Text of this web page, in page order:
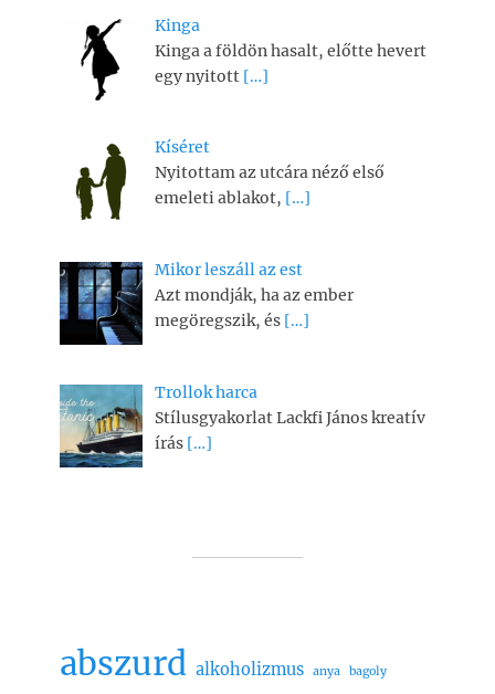
Kinga
Kinga a földön hasalt, előtte hevert
egy nyitott […]
Kíséret
Nyitottam az utcára néző első
emeleti ablakot, […]
Mikor leszáll az est
Azt mondják, ha az ember
megöregszik, és […]
Trollok harca
Stílusgyakorlat Lackfi János kreatív
írás […]
abszurd alkoholizmus anya bagoly